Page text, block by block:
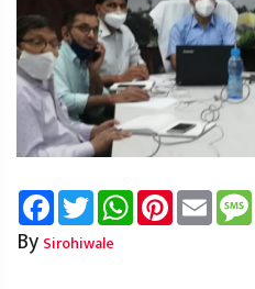
FacebookTwitterWhatsAppPinterest
Email
By Sirohiwale